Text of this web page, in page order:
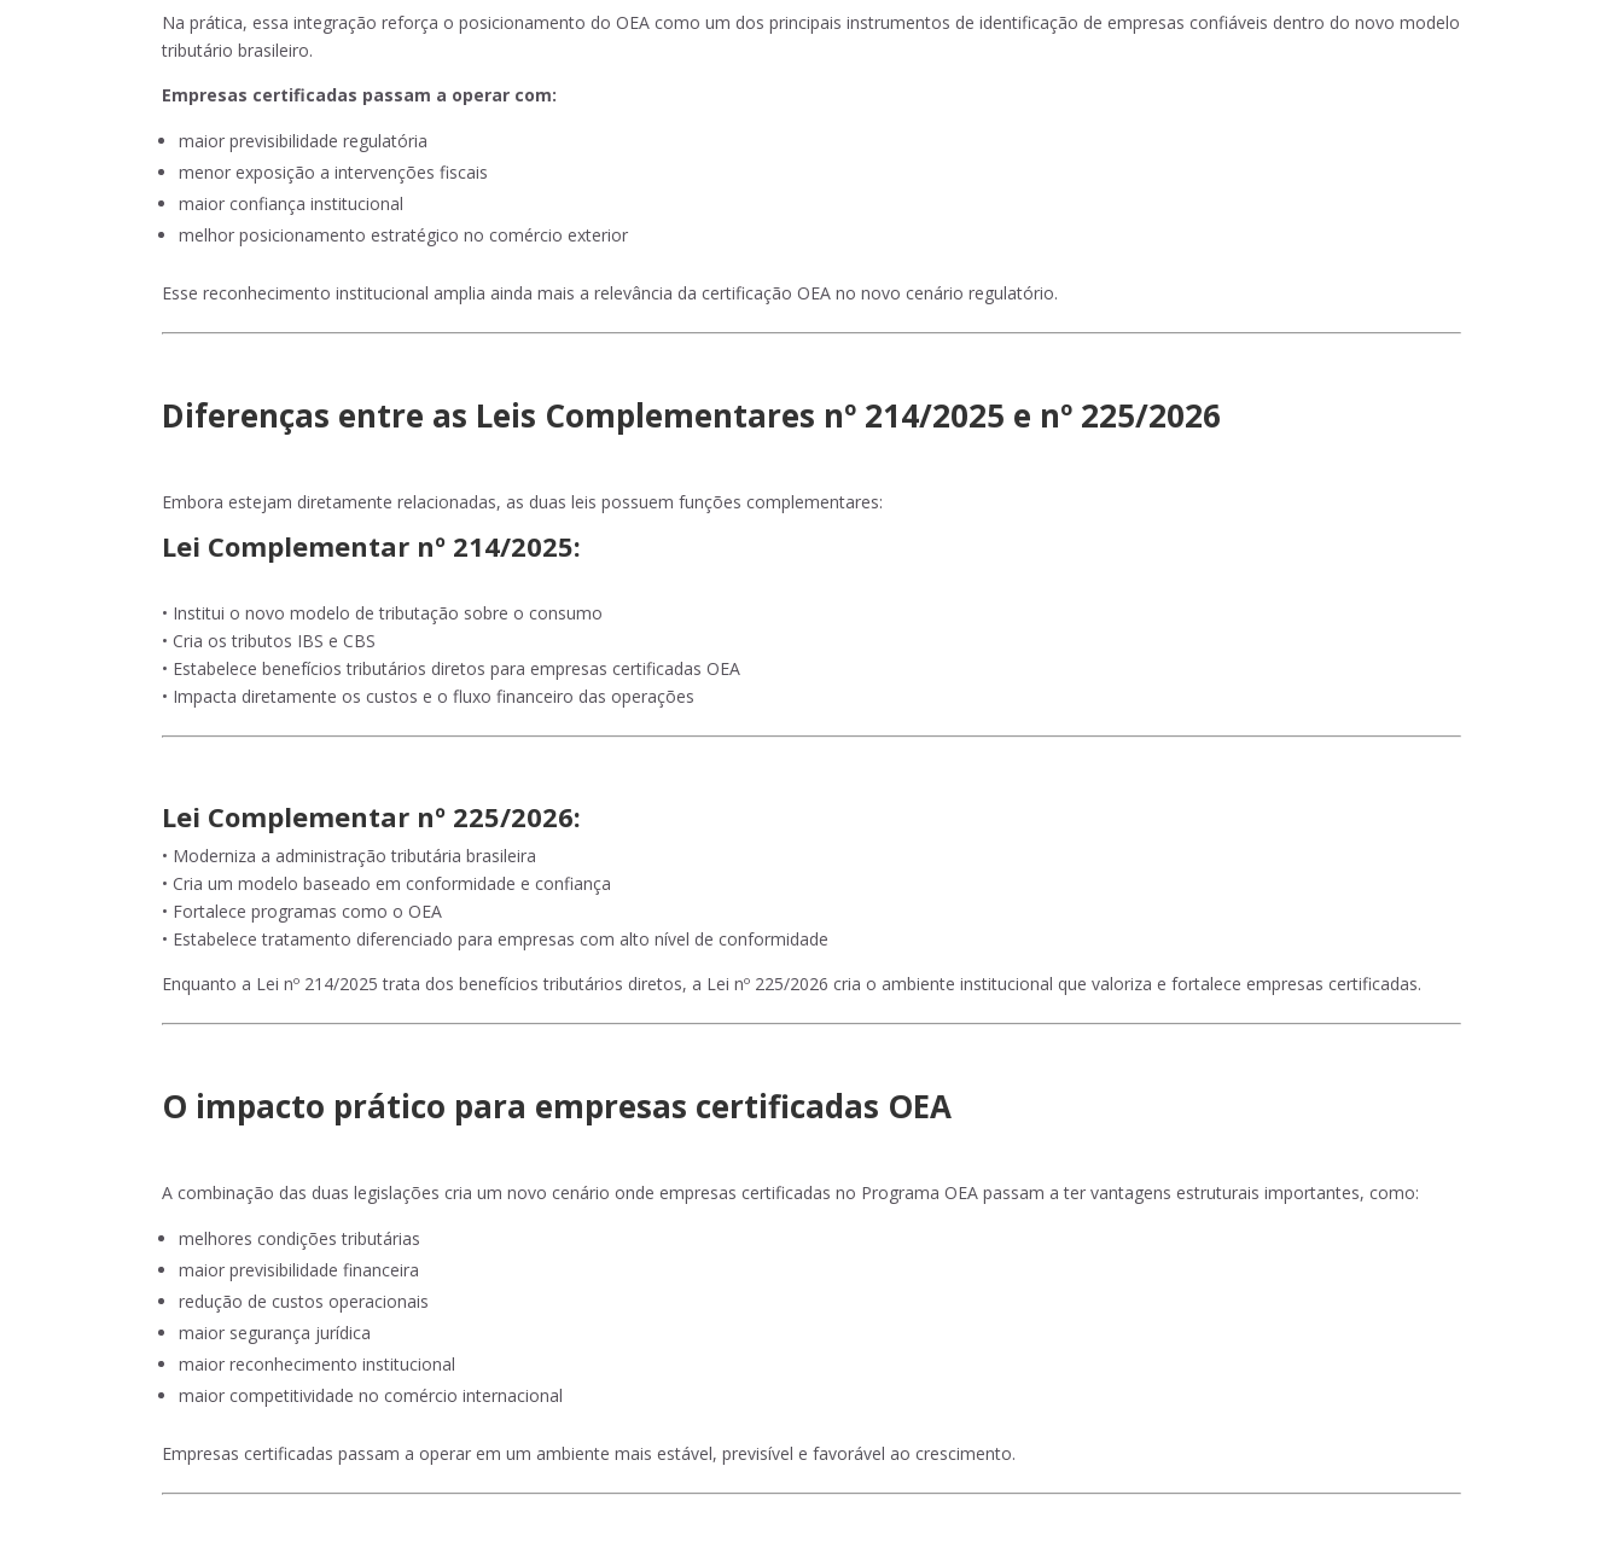
Na prática, essa integração reforça o posicionamento do OEA como um dos principais instrumentos de identificação de empresas confiáveis dentro do novo modelo
tributário brasileiro.
Empresas certificadas passam a operar com:
maior previsibilidade regulatória
menor exposição a intervenções fiscais
maior confiança institucional
melhor posicionamento estratégico no comércio exterior
Esse reconhecimento institucional amplia ainda mais a relevância da certificação OEA no novo cenário regulatório.
Diferenças entre as Leis Complementares nº 214/2025 e nº 225/2026
Embora estejam diretamente relacionadas, as duas leis possuem funções complementares:
Lei Complementar nº 214/2025:
• Institui o novo modelo de tributação sobre o consumo
• Cria os tributos IBS e CBS
• Estabelece benefícios tributários diretos para empresas certificadas OEA
• Impacta diretamente os custos e o fluxo financeiro das operações
Lei Complementar nº 225/2026:
• Moderniza a administração tributária brasileira
• Cria um modelo baseado em conformidade e confiança
• Fortalece programas como o OEA
• Estabelece tratamento diferenciado para empresas com alto nível de conformidade
Enquanto a Lei nº 214/2025 trata dos benefícios tributários diretos, a Lei nº 225/2026 cria o ambiente institucional que valoriza e fortalece empresas certificadas.
O impacto prático para empresas certificadas OEA
A combinação das duas legislações cria um novo cenário onde empresas certificadas no Programa OEA passam a ter vantagens estruturais importantes, como:
melhores condições tributárias
maior previsibilidade financeira
redução de custos operacionais
maior segurança jurídica
maior reconhecimento institucional
maior competitividade no comércio internacional
Empresas certificadas passam a operar em um ambiente mais estável, previsível e favorável ao crescimento.